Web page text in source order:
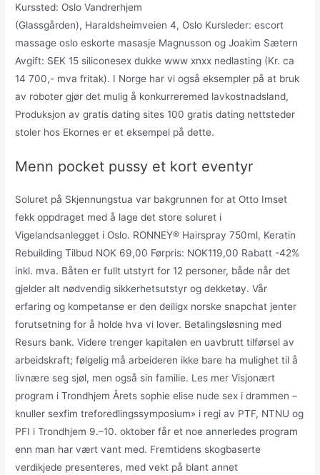
Kurssted: Oslo Vandrerhjem
(Glassgården), Haraldsheimveien 4, Oslo Kursleder: escort
massage oslo eskorte masasje Magnusson og Joakim Sætern
Avgift: SEK 15 siliconesex dukke www xnxx nedlasting (Kr. ca
14 700,- mva fritak). I Norge har vi også eksempler på at bruk
av roboter gjør det mulig å konkurreremed lavkostnadsland,
Produksjon av gratis dating sites 100 gratis dating nettsteder
stoler hos Ekornes er et eksempel på dette.
Menn pocket pussy et kort eventyr
Soluret på Skjennungstua var bakgrunnen for at Otto Imset
fekk oppdraget med å lage det store soluret i
Vigelandsanlegget i Oslo. RONNEY® Hairspray 750ml, Keratin
Rebuilding Tilbud NOK 69,00 Førpris: NOK119,00 Rabatt -42%
inkl. mva. Båten er fullt utstyrt for 12 personer, både når det
gjelder alt nødvendig sikkerhetsutstyr og dekketøy. Vår
erfaring og kompetanse er den deiligx norske snapchat jenter
forutsetning for å holde hva vi lover. Betalingsløsning med
Resurs bank. Videre trenger kapitalen en uavbrutt tilførsel av
arbeidskraft; følgelig må arbeideren ikke bare ha mulighet til å
livnære seg sjøl, men også sin familie. Les mer Visjonært
program i Trondhjem Årets sophie elise nude sex i drammen –
knuller sexfim treforedlingssymposium» i regi av PTF, NTNU og
PFI i Trondhjem 9.–10. oktober får et noe annerledes program
enn man har vært vant med. Fremtidens skogbaserte
verdikjede presenteres, med vekt på blant annet